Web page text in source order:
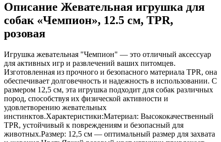
Описание Жевательная игрушка для
собак «Чемпион», 12.5 см, TPR,
розовая
Игрушка жевательная "Чемпион" — это отличный аксессуар
для активных игр и развлечений ваших питомцев.
Изготовленная из прочного и безопасного материала TPR, она
обеспечивает долговечность и надежность в использовании. С
размером 12,5 см, эта игрушка подходит для собак различных
пород, способствуя их физической активности и
удовлетворению жевательных
инстинктов.Характеристики:Материал: Высококачественный
TPR, устойчивый к повреждениям и безопасный для
животных.Размер: 12,5 см — оптимальный размер для захвата